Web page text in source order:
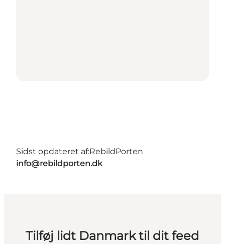
Sidst opdateret af:RebildPorten
info@rebildporten.dk
Tilføj lidt Danmark til dit feed